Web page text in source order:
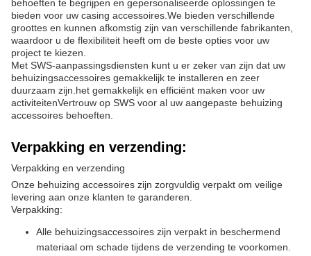
behoeften te begrijpen en gepersonaliseerde oplossingen te
bieden voor uw casing accessoires.We bieden verschillende
groottes en kunnen afkomstig zijn van verschillende fabrikanten,
waardoor u de flexibiliteit heeft om de beste opties voor uw
project te kiezen.
Met SWS-aanpassingsdiensten kunt u er zeker van zijn dat uw
behuizingsaccessoires gemakkelijk te installeren en zeer
duurzaam zijn.het gemakkelijk en efficiënt maken voor uw
activiteitenVertrouw op SWS voor al uw aangepaste behuizing
accessoires behoeften.
Verpakking en verzending:
Verpakking en verzending
Onze behuizing accessoires zijn zorgvuldig verpakt om veilige
levering aan onze klanten te garanderen.
Verpakking:
Alle behuizingsaccessoires zijn verpakt in beschermend
materiaal om schade tijdens de verzending te voorkomen.